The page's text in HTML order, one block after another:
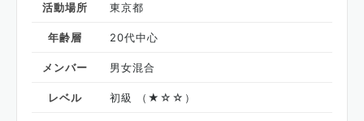
活動場所 東京都
年齢層 20代中心
メンバー 男女混合
レベル 初級 （★☆☆）